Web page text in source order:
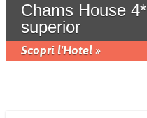
Chams House 4*
superior
Scopri l'Hotel »